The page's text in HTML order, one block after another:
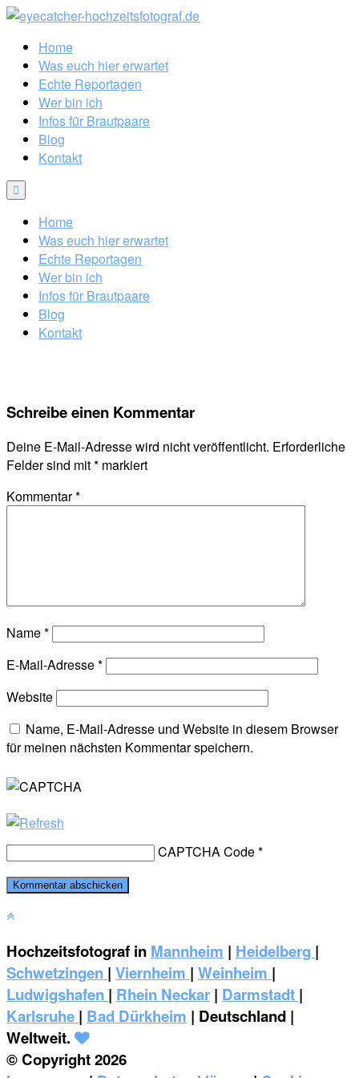
Home
Was euch hier erwartet
Echte Reportagen
Wer bin ich
Infos für Brautpaare
Blog
Kontakt
Home
Was euch hier erwartet
Echte Reportagen
Wer bin ich
Infos für Brautpaare
Blog
Kontakt
Schreibe einen Kommentar
Deine E-Mail-Adresse wird nicht veröffentlicht. Erforderliche
Felder sind mit* markiert
Kommentar*
Name*
E-Mail-Adresse*
Website
Name, E-Mail-Adresse und Website in diesem Browser
für meinen nächsten Kommentar speichern.
CAPTCHA Code*
Hochzeitsfotograf in Mannheim | Heidelberg |
Schwetzingen | Viernheim | Weinheim |
‎Ludwigshafen | Rhein Neckar | Darmstadt |
Karlsruhe | Bad Dürkheim | Deutschland |
Weltweit.
© Copyright 2026